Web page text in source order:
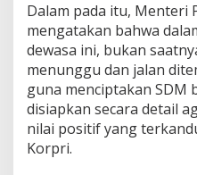
Dalam pada itu, Menteri
mengatakan bahwa
dewasa ini, bukan
menunggu dan jalan
guna menciptakan SDM
disiapkan secara detail
nilai positif yang
Korpri.